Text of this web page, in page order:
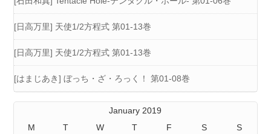
[日高万里] 天使1/2方程式 第01-13巻
[日高万里] 天使1/2方程式 第01-13巻
[はまじあき] ぼっち・ざ・ろっく！ 第01-08巻
January 2019
M
T W T F S S